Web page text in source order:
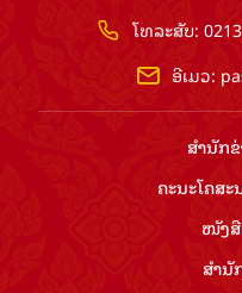
ໂທລະສັບ:
ອີເມວ:
ສຳ​ນັກ​
ຄະນະໂຄສ
ໜັງສື
ສຳ​ນັ